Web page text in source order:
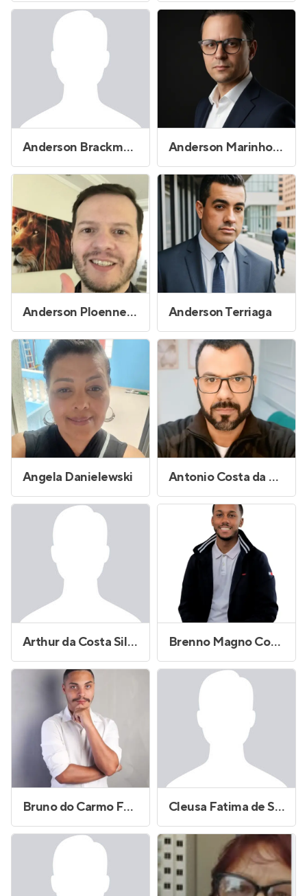
Anderson Brackmann Pinto Anderson Marinho de Almeida
Anderson Ploennes de Andrade Anderson Terriaga
Angela Danielewski Antonio Costa da Silva
Arthur da Costa Silva Brenno Magno Costa de Souza
Bruno do Carmo Falcetta Cleusa Fatima de Souza Almeia